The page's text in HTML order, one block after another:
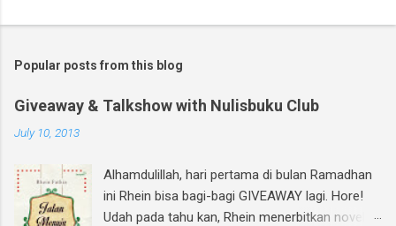
t
Popular posts from this blog
Giveaway & Talkshow with Nulisbuku Club
July 10, 2013
Alhamdulillah, hari pertama di bulan Ramadhan
ini Rhein bisa bagi-bagi GIVEAWAY lagi. Hore!
Udah pada tahu kan, Rhein menerbitkan novel